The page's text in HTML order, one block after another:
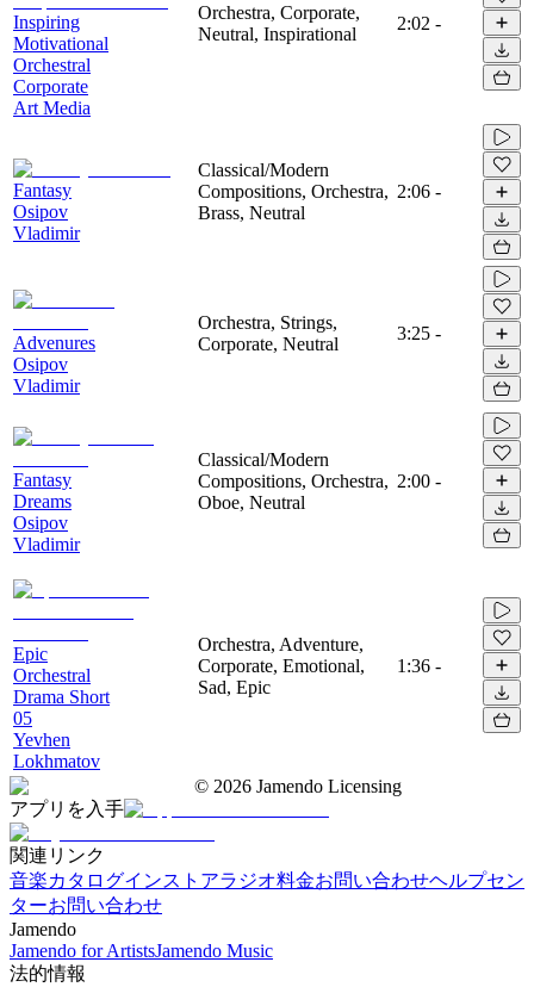
Inspiring
Motivational
Orchestral
Corporate
Art Media
Orchestra, Corporate,
Neutral, Inspirational
2:02 -
Fantasy
Osipov
Vladimir
Classical/Modern
Compositions, Orchestra,
Brass, Neutral
2:06 -
Advenures
Osipov
Vladimir
Orchestra, Strings,
Corporate, Neutral
3:25 -
Fantasy
Dreams
Osipov
Vladimir
Classical/Modern
Compositions, Orchestra,
Oboe, Neutral
2:00 -
Epic
Orchestral
Drama Short
05
Yevhen
Lokhmatov
Orchestra, Adventure,
Corporate, Emotional,
Sad, Epic
1:36 -
© 2026 Jamendo Licensing
アプリを入手
関連リンク
音楽カタログインストアラジオ料金お問い合わせヘルプセン
ターお問い合わせ
Jamendo
Jamendo for ArtistsJamendo Music
法的情報